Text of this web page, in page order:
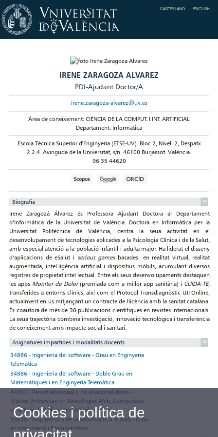
CASTELLANO ENGLISH
IRENE ZARAGOZA ALVAREZ
PDI-Ajudant Doctor/A
irene.zaragoza-alvarez@uv.es
Àrea de coneixement: CIÈNCIA DE LA COMPUT. I INT. ARTIFICIAL
Departament: Informàtica
Escola Tècnica Superior d'Enginyeria (ETSE-UV). Bloc 2, Nivell 2, Despatx
2.2.4. Avinguda de la Universitat, s/n. 46100 Burjassot. València.
96 35 44620
Biografia
Irene Zaragozá Álvarez és Professora Ajudant Doctora al Departament
d’Informàtica de la Universitat de València. Doctora en Informàtica per la
Universitat Politècnica de València, centra la seua activitat en el
desenvolupament de tecnologies aplicades a la Psicologia Clínica i de la Salut,
amb especial atenció a la població infantil i adulta major. Ha liderat el disseny
d’aplicacions de eSalut i serious gamesbasades en realitat virtual, realitat
augmentada, intel·ligència artificial i dispositius mòbils, acumulant diversos
registres de propietat intel·lectual. Entre els seus desenvolupaments destaquen
les apps Monitor de Dolor(premiada com a millor app sanitària) i CUIDA-TE,
transferides a entorns clínics, així com el Protocol Transdiagnòstic UJI Online,
actualment en ús mitjançant un contracte de llicència amb la sanitat catalana.
És coautora de més de 30 publicacions científiques en revistes internacionals.
La seua trajectòria combina investigació, innovació tecnològica i transferència
de coneixement amb impacte social i sanitari.
Asignatures impartides i modalitats docents
34886 - Ingeniería del software - Grau en Enginyeria
Telemàtica
34886 - Ingeniería del software - Doble Grau en
Matemàtiques i en Enginyeria Telemàtica
44832 - Persist.relacional y no relacional datos -
Màster Universitari en Tecnologies Web, Computació
en el Núvol i Aplicacions Mòbils
33838 - Arquitectura de la Informació a la Web - Grau
en Informació i Documentació
Cookies i política de